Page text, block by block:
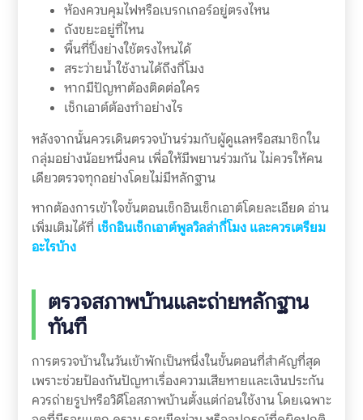
ห้องควบคุมไฟหรือเบรกเกอร์อยู่ตรงไหน
ถังขยะอยู่ที่ไหน
พื้นที่ปิ้งย่างใช้ตรงไหนได้
สระว่ายน้ำใช้งานได้ถึงกี่โมง
หากมีปัญหาต้องติดต่อใคร
เช็กเอาต์ต้องทำอย่างไร
หลังจากนั้นควรเดินตรวจบ้านร่วมกับผู้ดูแลหรือสมาชิกใน
กลุ่มอย่างน้อยหนึ่งคน เพื่อให้มีพยานร่วมกัน ไม่ควรให้คน
เดียวตรวจทุกอย่างโดยไม่มีหลักฐาน
หากต้องการเข้าใจขั้นตอนเช็กอินเช็กเอาต์โดยละเอียด อ่าน
เพิ่มเติมได้ที่ เช็กอินเช็กเอาต์พูลวิลล่ากี่โมง และควรเตรียม
อะไรบ้าง
ตรวจสภาพบ้านและถ่ายหลักฐาน
ทันที
การตรวจบ้านในวันเข้าพักเป็นหนึ่งในขั้นตอนที่สำคัญที่สุด
เพราะช่วยป้องกันปัญหาเรื่องความเสียหายและเงินประกัน
ควรถ่ายรูปหรือวิดีโอสภาพบ้านตั้งแต่ก่อนใช้งาน โดยเฉพาะ